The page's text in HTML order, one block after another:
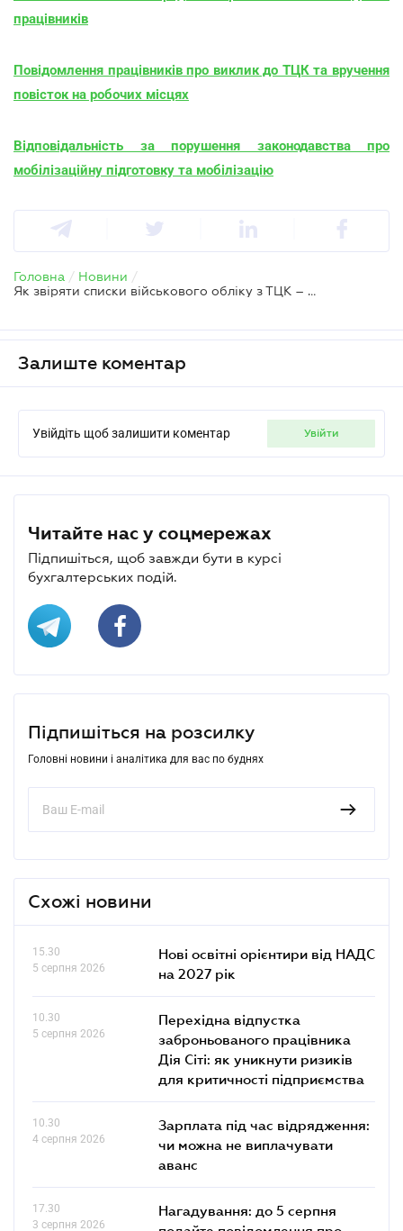
працівників
Повідомлення працівників про виклик до ТЦК та вручення
повісток на робочих місцях
Відповідальність за порушення законодавства про
мобілізаційну підготовку та мобілізацію
Головна / Новини /
Як звіряти списки військового обліку з ТЦК – пояснення КСВ ЗСУ
Залиште коментар
Увійдіть щоб залишити коментар увійти
Читайте нас у соцмережах
Підпишіться, щоб завжди бути в курсі
бухгалтерських подій.
Підпишіться на розсилку
Головні новини і аналітика для вас по буднях
Схожі новини
15.30
5 серпня 2026
Нові освітні орієнтири від НАДС
на 2027 рік
10.30
5 серпня 2026
Перехідна відпустка
заброньованого працівника
Дія Сіті: як уникнути ризиків
для критичності підприємства
10.30
4 серпня 2026
Зарплата під час відрядження:
чи можна не виплачувати
аванс
17.30
3 серпня 2026
Нагадування: до 5 серпня